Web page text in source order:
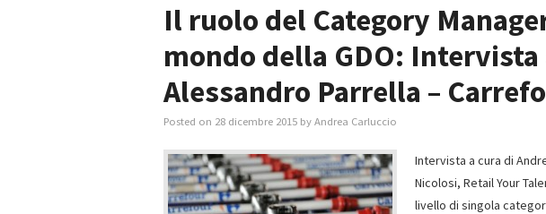
Il ruolo del Category
mondo della GDO: Intervista
Alessandro Parrella –
Posted on 28 dicembre 2015 by Andrea Carluccio
Intervista a cura di
Nicolosi, Retail Your
livello di singola